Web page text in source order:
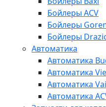
Бойлеры ACV
Бойлеры
Бойлеры
Автоматика
Автоматика
Автоматика
Автоматика
Автоматика